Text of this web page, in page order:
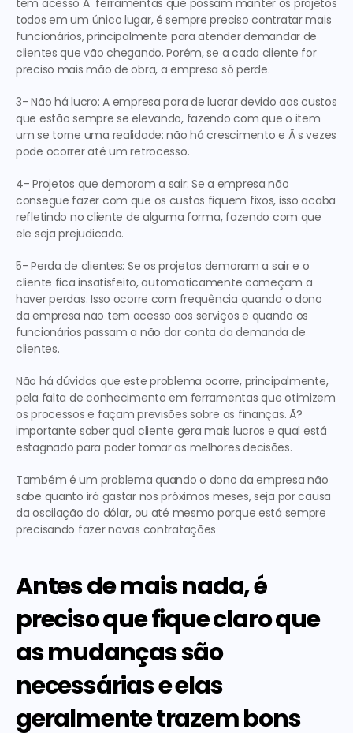
tem acesso Ã  ferramentas que possam manter os projetos
todos em um único lugar, é sempre preciso contratar mais
funcionários, principalmente para atender demandar de
clientes que vão chegando. Porém, se a cada cliente for
preciso mais mão de obra, a empresa só perde.
3- Não há lucro: A empresa para de lucrar devido aos custos
que estão sempre se elevando, fazendo com que o item
um se torne uma realidade: não há crescimento e Ã s vezes
pode ocorrer até um retrocesso.
4- Projetos que demoram a sair: Se a empresa não
consegue fazer com que os custos fiquem fixos, isso acaba
refletindo no cliente de alguma forma, fazendo com que
ele seja prejudicado.
5- Perda de clientes: Se os projetos demoram a sair e o
cliente fica insatisfeito, automaticamente começam a
haver perdas. Isso ocorre com frequência quando o dono
da empresa não tem acesso aos serviços e quando os
funcionários passam a não dar conta da demanda de
clientes.
Não há dúvidas que este problema ocorre, principalmente,
pela falta de conhecimento em ferramentas que otimizem
os processos e façam previsões sobre as finanças. Ã?
importante saber qual cliente gera mais lucros e qual está
estagnado para poder tomar as melhores decisões.
Também é um problema quando o dono da empresa não
sabe quanto irá gastar nos próximos meses, seja por causa
da oscilação do dólar, ou até mesmo porque está sempre
precisando fazer novas contratações
Antes de mais nada, é
preciso que fique claro que
as mudanças são
necessárias e elas
geralmente trazem bons